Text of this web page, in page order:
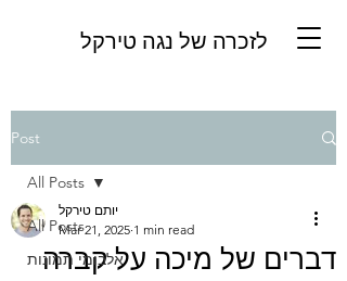
לזכרה של נגה טירקל
Post
All Posts
אלבומי תמונות
All Posts
דברים של מיכה על קברה
יותם טירקל
Mar 21, 2025 1 min read